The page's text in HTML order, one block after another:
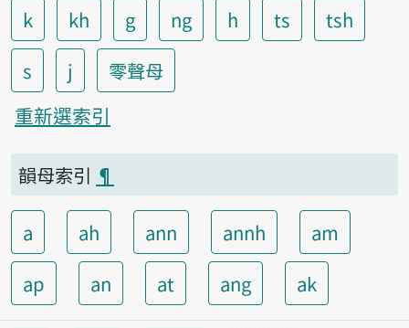
k
kh g ng h ts
tsh
s
j
零聲母
重新選索引
韻母索引 ¶
a ah ann annh
am
ap
an at ang ak